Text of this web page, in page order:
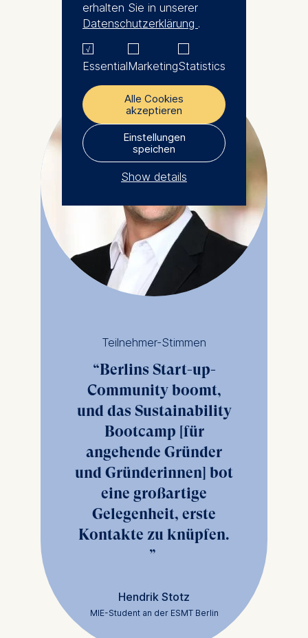
Teilnehmer-Stimmen
Berlins Start-up-
Community boomt,
und das Sustainability
Bootcamp [für
angehende Gründer
und Gründerinnen] bot
eine großartige
Gelegenheit, erste
Kontakte zu knüpfen.
Hendrik Stotz
MIE-Student an der ESMT Berlin
erhalten Sie in unserer
Datenschutzerklärung .
EssentialMarketingStatistics
Alle Cookies
akzeptieren
Einstellungen
speichen
Show details
The controller responsible
for data processing is
ESMT European School of
Management and
Technology GmbH
Schlossplatz 1, 10178 Berlin,
We use cookies for the
Analyzing website
usage
Improving our services
Marketing and
personalized content
The following types of data
may be processed:
IP address
Device information
User behavior
cookies varies depending
on the cookie and is a